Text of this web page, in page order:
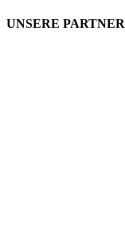
UNSERE PARTNER